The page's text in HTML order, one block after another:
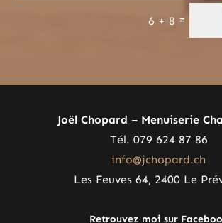
6 + 8 =
Joël Chopard – Menuiserie
Tél. 079 624 87 86
info@jchopard.ch
Les Feuves 64, 2400 Le
Retrouvez moi sur